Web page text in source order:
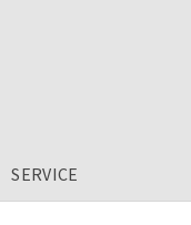
SERVICE